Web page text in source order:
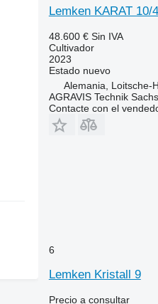
Lemken KARAT 10/
48.600 € Sin IVA
Cultivador
2023
Estadonuevo
Alemania, Loitsche-
AGRAVIS Technik
Contacte con el
6
Lemken Kristall 9
Precio a consultar